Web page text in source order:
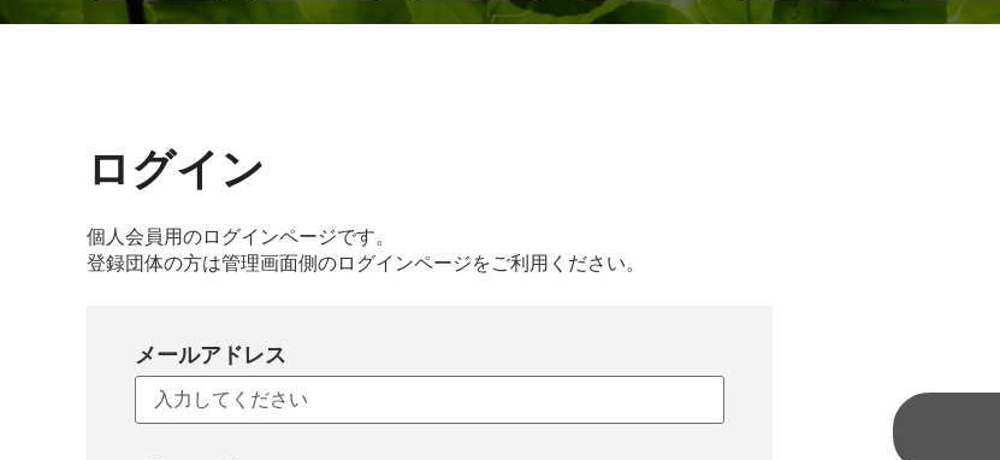
ログイン
個人会員用のログインページです。
登録団体の方は管理画面側のログインページをご利用ください。
メールアドレス